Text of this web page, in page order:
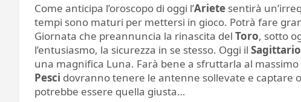
Come anticipa l’oroscopo di oggi l’Ariete sentirà
tempi sono maturi per mettersi in gioco. Potrà fare
Giornata che preannuncia la rinascita del Toro, sotto
l’entusiasmo, la sicurezza in se stesso. Oggi il Sagittario
una magnifica Luna. Farà bene a sfruttarla al
Pesci dovranno tenere le antenne sollevate e captare
potrebbe essere quella giusta…